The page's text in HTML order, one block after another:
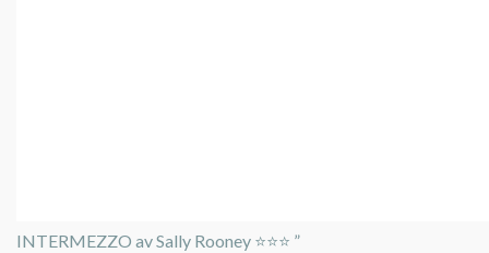
INTERMEZZO av Sally Rooney ⭐️⭐️⭐️ ”